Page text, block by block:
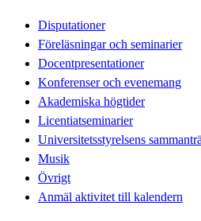
Disputationer
Föreläsningar och seminarier
Docentpresentationer
Konferenser och evenemang
Akademiska högtider
Licentiatseminarier
Universitetsstyrelsens
Musik
Övrigt
Anmäl aktivitet till kalendern